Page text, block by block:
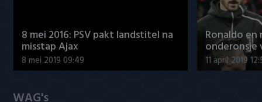
8 mei 2016: PSV pakt landstitel na
misstap Ajax
8 mei 2019 09:49
Ronaldo
onderonsje
11 april 2019